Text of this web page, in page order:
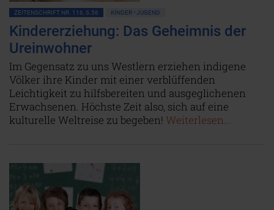
ZEITENSCHRIFT NR. 116, S.56 KINDER • JUGEND
Kindererziehung: Das Geheimnis der
Ureinwohner
Im Gegensatz zu uns Westlern erziehen indigene
Völker ihre Kinder mit einer verblüffenden
Leichtigkeit zu hilfsbereiten und ausgeglichenen
Erwachsenen. Höchste Zeit also, sich auf eine
kulturelle Weltreise zu begeben! Weiterlesen...